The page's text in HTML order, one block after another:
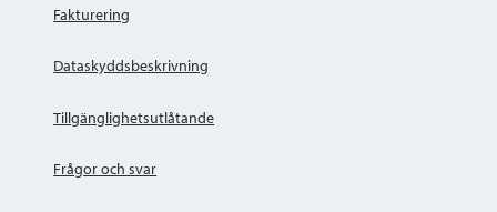
Fakturering
Dataskyddsbeskrivning
Tillgänglighetsutlåtande
Frågor och svar